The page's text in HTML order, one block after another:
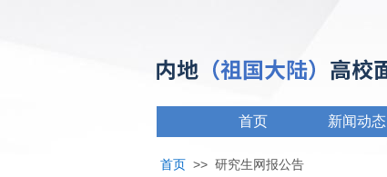
首页 新闻动态
首页 >> 研究生网报公告